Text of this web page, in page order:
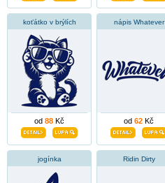
koťátko v brýlích
od 88 Kč
nápis Whatever
od 62 Kč
jogínka Ridin Dirty